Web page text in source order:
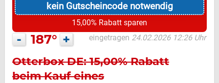
kein Gutscheincode notwendig
15,00% Rabatt sparen
- 187° + eingetragen 24.02.2026 12:26 Uhr
Otterbox DE: 15,00% Rabatt
beim Kauf eines